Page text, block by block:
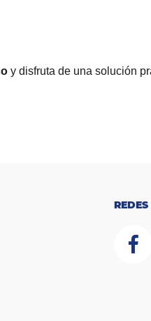
y disfruta de una solución